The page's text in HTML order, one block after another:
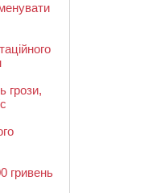
грози,
гривень